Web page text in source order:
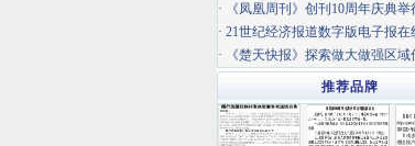
·
《凤凰周刊》创刊10周年庆典举
· 21世纪经济报道数字版电子报在
·
《楚天快报》探索做大做强区域
推荐品牌